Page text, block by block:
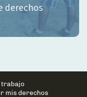
derechos
trabajo
mis derechos